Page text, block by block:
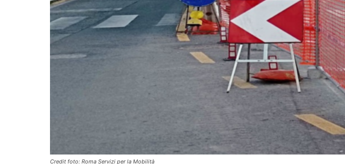
Credit foto: Roma Servizi per la Mobilità